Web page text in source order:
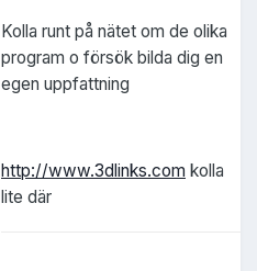
Kolla runt på nätet om de olika
program o försök bilda dig en
egen uppfattning
http://www.3dlinks.com kolla
lite där